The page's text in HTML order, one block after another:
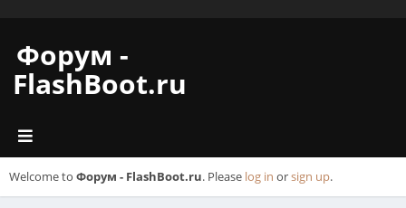
Форум -
FlashBoot.ru
Welcome to Форум - FlashBoot.ru. Please log in orsign up.